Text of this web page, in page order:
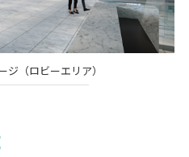
ジ（ロビーエリア）